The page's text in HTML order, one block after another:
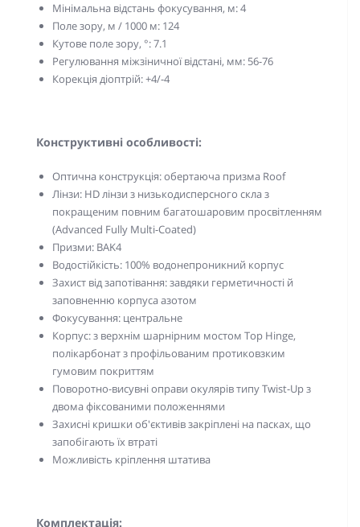
Мінімальна відстань фокусування, м: 4
Поле зору, м / 1000 м: 124
Кутове поле зору, °: 7.1
Регулювання міжзіничної відстані, мм: 56-76
Корекція діоптрій: +4/-4
Конструктивні особливості:
Оптична конструкція: обертаюча призма Roof
Лінзи: HD лінзи з низькодисперсного скла з
покращеним повним багатошаровим просвітленням
(Advanced Fully Multi-Coated)
Призми: BAK4
Водостійкість: 100% водонепроникний корпус
Захист від запотівання: завдяки герметичності й
заповненню корпуса азотом
Фокусування: центральне
Корпус: з верхнім шарнірним мостом Top Hinge,
полікарбонат з профільованим протиковзким
гумовим покриттям
Поворотно-висувні оправи окулярів типу Twist-Up з
двома фіксованими положеннями
Захисні кришки об'єктивів закріплені на пасках, що
запобігають їх втраті
Можливість кріплення штатива
Комплектація: